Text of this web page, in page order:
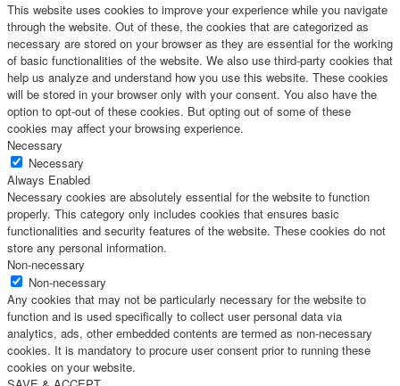
This website uses cookies to improve your experience while you navigate
through the website. Out of these, the cookies that are categorized as
necessary are stored on your browser as they are essential for the working
of basic functionalities of the website. We also use third-party cookies that
help us analyze and understand how you use this website. These cookies
will be stored in your browser only with your consent. You also have the
option to opt-out of these cookies. But opting out of some of these
cookies may affect your browsing experience.
Necessary
Necessary
Always Enabled
Necessary cookies are absolutely essential for the website to function
properly. This category only includes cookies that ensures basic
functionalities and security features of the website. These cookies do not
store any personal information.
Non-necessary
Non-necessary
Any cookies that may not be particularly necessary for the website to
function and is used specifically to collect user personal data via
analytics, ads, other embedded contents are termed as non-necessary
cookies. It is mandatory to procure user consent prior to running these
cookies on your website.